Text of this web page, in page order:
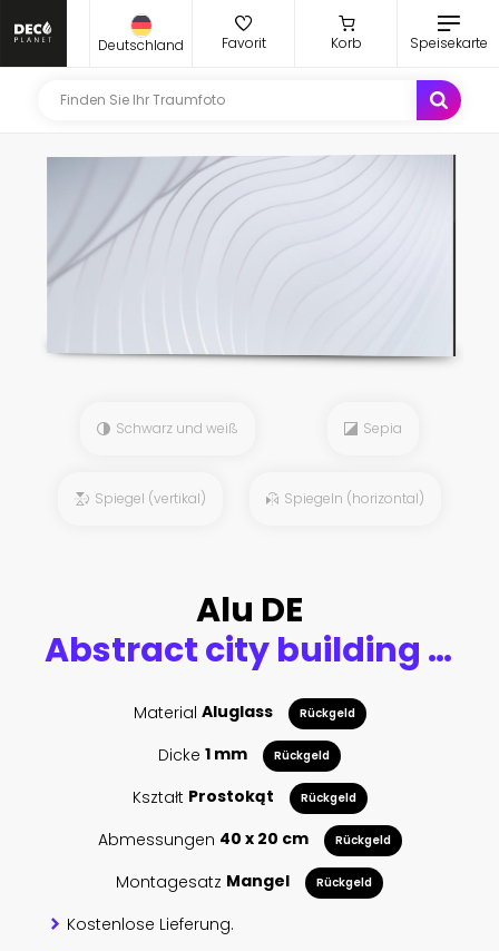
Deutschland Favorit Korb Speisekarte
Schwarz und weiß Sepia
Spiegel (vertikal) Spiegeln (horizontal)
Alu DE
Abstract city building skyline metropolitan area in contemporary color style and futuristic effects. Real estate and property development. Innovative architecture and engineering concept.
Material Aluglass Rückgeld
Dicke 1 mm Rückgeld
Kształt Prostokąt Rückgeld
Abmessungen 40 x 20 cm Rückgeld
Montagesatz Mangel Rückgeld
Kostenlose Lieferung.